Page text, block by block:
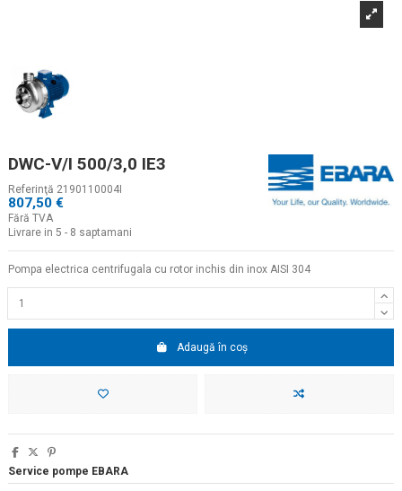
DWC-V/I 500/3,0 IE3
Referinţă 2190110004I
807,50 €
Fără TVA
Livrare in 5 - 8 saptamani
Pompa electrica centrifugala cu rotor inchis din inox AISI 304
Adaugă în coș
Service pompe EBARA